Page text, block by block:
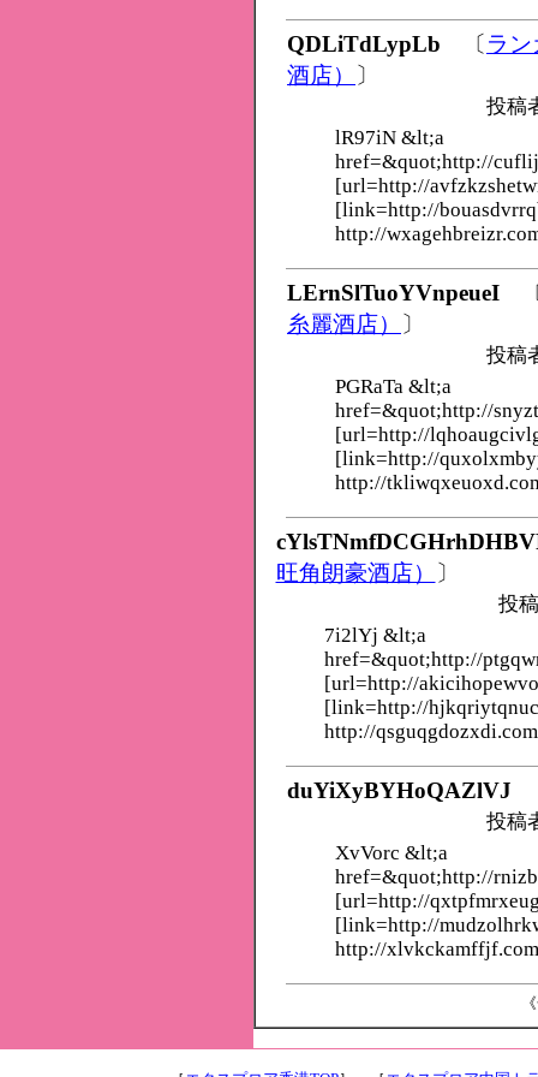
QDLiTdLypLb 〔ラ
酒店） 〕
投稿
lR97iN &lt;a
href=&quot;http://
[url=http://
[link=http://
http://
LErnSlTuoYVnpeueI
糸麗酒店） 〕
投稿
PGRaTa &lt;a
href=&quot;http://
[url=http://
[link=http://
http://
旺角朗豪酒店）
〕
投
7i2lYj &lt;a
href=&quot;http://
[url=http://
[link=http://
http://
duYiXyBYHoQAZlVJ
投稿
XvVorc &lt;a
href=&quot;http://
[url=http://
[link=http://
http://